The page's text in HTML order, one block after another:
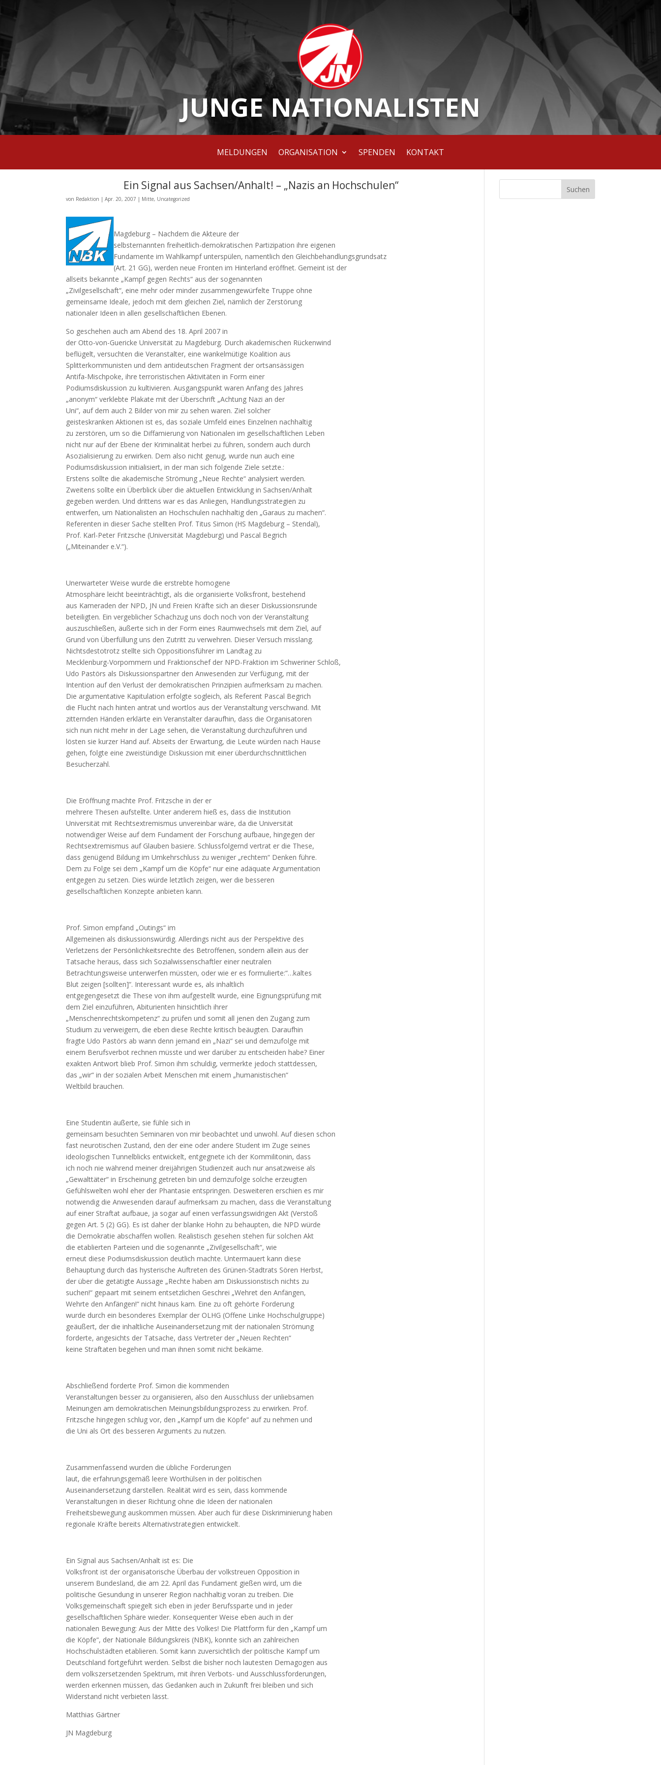
JUNGE NATIONALISTEN
MELDUNGEN ORGANISATION SPENDEN KONTAKT
Ein Signal aus Sachsen/Anhalt! – „Nazis an Hochschulen“
von Redaktion |Apr. 20, 2007 | Mitte, Uncategorized
Magdeburg – Nachdem die Akteure der
selbsternannten freiheitlich-demokratischen Partizipation ihre eigenen
Fundamente im Wahlkampf unterspülen, namentlich den Gleichbehandlungsgrundsatz
(Art. 21 GG), werden neue Fronten im Hinterland eröffnet. Gemeint ist der
allseits bekannte „Kampf gegen Rechts“ aus der sogenannten
„Zivilgesellschaft“, eine mehr oder minder zusammengewürfelte Truppe ohne
gemeinsame Ideale, jedoch mit dem gleichen Ziel, nämlich der Zerstörung
nationaler Ideen in allen gesellschaftlichen Ebenen.
So geschehen auch am Abend des 18. April 2007 in
der Otto-von-Guericke Universität zu Magdeburg. Durch akademischen Rückenwind
beflügelt, versuchten die Veranstalter, eine wankelmütige Koalition aus
Splitterkommunisten und dem antideutschen Fragment der ortsansässigen
Antifa-Mischpoke, ihre terroristischen Aktivitäten in Form einer
Podiumsdiskussion zu kultivieren. Ausgangspunkt waren Anfang des Jahres
„anonym“ verklebte Plakate mit der Überschrift „Achtung Nazi an der
Uni“, auf dem auch 2 Bilder von mir zu sehen waren. Ziel solcher
geisteskranken Aktionen ist es, das soziale Umfeld eines Einzelnen nachhaltig
zu zerstören, um so die Diffamierung von Nationalen im gesellschaftlichen Leben
nicht nur auf der Ebene der Kriminalität herbei zu führen, sondern auch durch
Asozialisierung zu erwirken. Dem also nicht genug, wurde nun auch eine
Podiumsdiskussion initialisiert, in der man sich folgende Ziele setzte.:
Erstens sollte die akademische Strömung „Neue Rechte“ analysiert werden.
Zweitens sollte ein Überblick über die aktuellen Entwicklung in Sachsen/Anhalt
gegeben werden. Und drittens war es das Anliegen, Handlungsstrategien zu
entwerfen, um Nationalisten an Hochschulen nachhaltig den „Garaus zu machen“.
Referenten in dieser Sache stellten Prof. Titus Simon (HS Magdeburg – Stendal),
Prof. Karl-Peter Fritzsche (Universität Magdeburg) und Pascal Begrich
(„Miteinander e.V.“).
Unerwarteter Weise wurde die erstrebte homogene
Atmosphäre leicht beeinträchtigt, als die organisierte Volksfront, bestehend
aus Kameraden der NPD, JN und Freien Kräfte sich an dieser Diskussionsrunde
beteiligten. Ein vergeblicher Schachzug uns doch noch von der Veranstaltung
auszuschließen, äußerte sich in der Form eines Raumwechsels mit dem Ziel, auf
Grund von Überfüllung uns den Zutritt zu verwehren. Dieser Versuch misslang.
Nichtsdestotrotz stellte sich Oppositionsführer im Landtag zu
Mecklenburg-Vorpommern und Fraktionschef der NPD-Fraktion im Schweriner Schloß,
Udo Pastörs als Diskussionspartner den Anwesenden zur Verfügung, mit der
Intention auf den Verlust der demokratischen Prinzipien aufmerksam zu machen.
Die argumentative Kapitulation erfolgte sogleich, als Referent Pascal Begrich
die Flucht nach hinten antrat und wortlos aus der Veranstaltung verschwand. Mit
zitternden Händen erklärte ein Veranstalter daraufhin, dass die Organisatoren
sich nun nicht mehr in der Lage sehen, die Veranstaltung durchzuführen und
lösten sie kurzer Hand auf. Abseits der Erwartung, die Leute würden nach Hause
gehen, folgte eine zweistündige Diskussion mit einer überdurchschnittlichen
Besucherzahl.
Die Eröffnung machte Prof. Fritzsche in der er
mehrere Thesen aufstellte. Unter anderem hieß es, dass die Institution
Universität mit Rechtsextremismus unvereinbar wäre, da die Universität
notwendiger Weise auf dem Fundament der Forschung aufbaue, hingegen der
Rechtsextremismus auf Glauben basiere. Schlussfolgernd vertrat er die These,
dass genügend Bildung im Umkehrschluss zu weniger „rechtem“ Denken führe.
Dem zu Folge sei dem „Kampf um die Köpfe“ nur eine adäquate Argumentation
entgegen zu setzen. Dies würde letztlich zeigen, wer die besseren
gesellschaftlichen Konzepte anbieten kann.
Prof. Simon empfand „Outings“ im
Allgemeinen als diskussionswürdig. Allerdings nicht aus der Perspektive des
Verletzens der Persönlichkeitsrechte des Betroffenen, sondern allein aus der
Tatsache heraus, dass sich Sozialwissenschaftler einer neutralen
Betrachtungsweise unterwerfen müssten, oder wie er es formulierte:“…kaltes
Blut zeigen [sollten]“. Interessant wurde es, als inhaltlich
entgegengesetzt die These von ihm aufgestellt wurde, eine Eignungsprüfung mit
dem Ziel einzuführen, Abiturienten hinsichtlich ihrer
„Menschenrechtskompetenz“ zu prüfen und somit all jenen den Zugang zum
Studium zu verweigern, die eben diese Rechte kritisch beäugten. Daraufhin
fragte Udo Pastörs ab wann denn jemand ein „Nazi“ sei und demzufolge mit
einem Berufsverbot rechnen müsste und wer darüber zu entscheiden habe? Einer
exakten Antwort blieb Prof. Simon ihm schuldig, vermerkte jedoch stattdessen,
das „wir“ in der sozialen Arbeit Menschen mit einem „humanistischen“
Weltbild brauchen.
Eine Studentin äußerte, sie fühle sich in
gemeinsam besuchten Seminaren von mir beobachtet und unwohl. Auf diesen schon
fast neurotischen Zustand, den der eine oder andere Student im Zuge seines
ideologischen Tunnelblicks entwickelt, entgegnete ich der Kommilitonin, dass
ich noch nie während meiner dreijährigen Studienzeit auch nur ansatzweise als
„Gewalttäter“ in Erscheinung getreten bin und demzufolge solche erzeugten
Gefühlswelten wohl eher der Phantasie entspringen. Desweiteren erschien es mir
notwendig die Anwesenden darauf aufmerksam zu machen, dass die Veranstaltung
auf einer Straftat aufbaue, ja sogar auf einen verfassungswidrigen Akt (Verstoß
gegen Art. 5 (2) GG). Es ist daher der blanke Hohn zu behaupten, die NPD würde
die Demokratie abschaffen wollen. Realistisch gesehen stehen für solchen Akt
die etablierten Parteien und die sogenannte „Zivilgesellschaft“, wie
erneut diese Podiumsdiskussion deutlich machte. Untermauert kann diese
Behauptung durch das hysterische Auftreten des Grünen-Stadtrats Sören Herbst,
der über die getätigte Aussage „Rechte haben am Diskussionstisch nichts zu
suchen!“ gepaart mit seinem entsetzlichen Geschrei „Wehret den Anfängen,
Wehrte den Anfängen!“ nicht hinaus kam. Eine zu oft gehörte Forderung
wurde durch ein besonderes Exemplar der OLHG (Offene Linke Hochschulgruppe)
geäußert, der die inhaltliche Auseinandersetzung mit der nationalen Strömung
forderte, angesichts der Tatsache, dass Vertreter der „Neuen Rechten“
keine Straftaten begehen und man ihnen somit nicht beikäme.
Abschließend forderte Prof. Simon die kommenden
Veranstaltungen besser zu organisieren, also den Ausschluss der unliebsamen
Meinungen am demokratischen Meinungsbildungsprozess zu erwirken. Prof.
Fritzsche hingegen schlug vor, den „Kampf um die Köpfe“ auf zu nehmen und
die Uni als Ort des besseren Arguments zu nutzen.
Zusammenfassend wurden die übliche Forderungen
laut, die erfahrungsgemäß leere Worthülsen in der politischen
Auseinandersetzung darstellen. Realität wird es sein, dass kommende
Veranstaltungen in dieser Richtung ohne die Ideen der nationalen
Freiheitsbewegung auskommen müssen. Aber auch für diese Diskriminierung haben
regionale Kräfte bereits Alternativstrategien entwickelt.
Ein Signal aus Sachsen/Anhalt ist es: Die
Volksfront ist der organisatorische Überbau der volkstreuen Opposition in
unserem Bundesland, die am 22. April das Fundament gießen wird, um die
politische Gesundung in unserer Region nachhaltig voran zu treiben. Die
Volksgemeinschaft spiegelt sich eben in jeder Berufssparte und in jeder
gesellschaftlichen Sphäre wieder. Konsequenter Weise eben auch in der
nationalen Bewegung: Aus der Mitte des Volkes! Die Plattform für den „Kampf um
die Köpfe“, der Nationale Bildungskreis (NBK), konnte sich an zahlreichen
Hochschulstädten etablieren. Somit kann zuversichtlich der politische Kampf um
Deutschland fortgeführt werden. Selbst die bisher noch lautesten Demagogen aus
dem volkszersetzenden Spektrum, mit ihren Verbots- und Ausschlussforderungen,
werden erkennen müssen, das Gedanken auch in Zukunft frei bleiben und sich
Widerstand nicht verbieten lässt.
Matthias Gärtner
JN Magdeburg